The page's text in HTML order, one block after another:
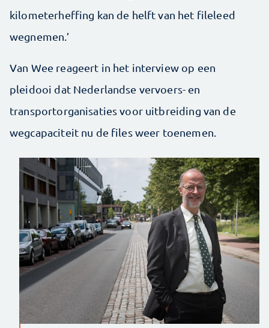
kilometerheffing kan de helft van het fileleed
wegnemen.’
Van Wee reageert in het interview op een
pleidooi dat Nederlandse vervoers- en
transportorganisaties voor uitbreiding van de
wegcapaciteit nu de files weer toenemen.